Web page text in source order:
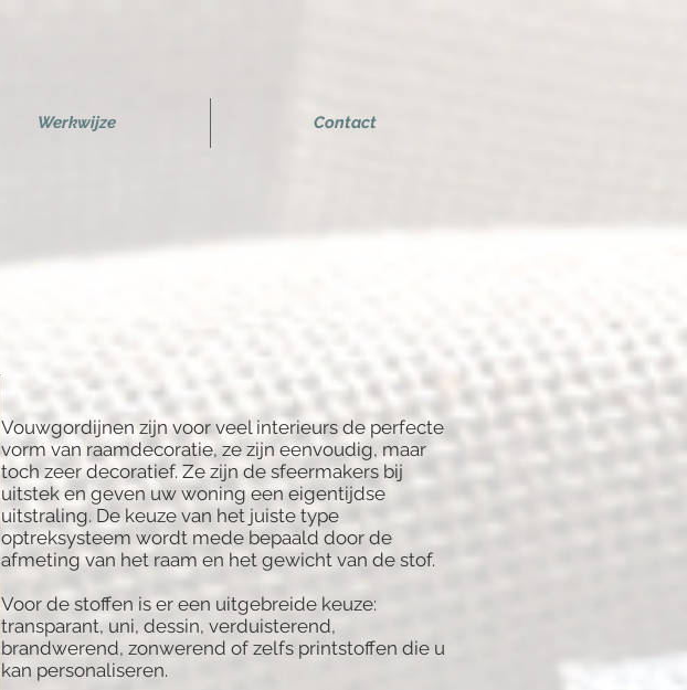
Werkwijze Contact
Vouwgordijnen zijn voor veel interieurs de perfecte
vorm van raamdecoratie, ze zijn eenvoudig, maar
toch zeer decoratief. Ze zijn de sfeermakers bij
uitstek en geven uw woning een eigentijdse
uitstraling. De keuze van het juiste type
optreksysteem wordt mede bepaald door de
afmeting van het raam en het gewicht van de stof.
Voor de stoffen is er een uitgebreide keuze:
transparant, uni, dessin, verduisterend,
brandwerend, zonwerend of zelfs printstoffen die u
kan personaliseren.